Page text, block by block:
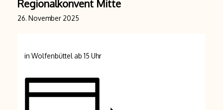
Regionalkonvent Mitte
26. November 2025
in Wolfenbüttel ab 15 Uhr